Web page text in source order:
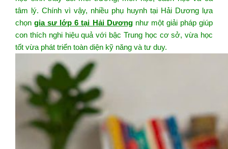
tâm lý. Chính vì vậy, nhiều phụ huynh tại Hải Dương lựa
chọngia sư lớp 6 tại Hải Dươngnhư một giải pháp giúp
con thích nghi hiệu quả với bậc Trung học cơ sở, vừa học
tốt vừa phát triển toàn diện kỹ năng và tư duy.